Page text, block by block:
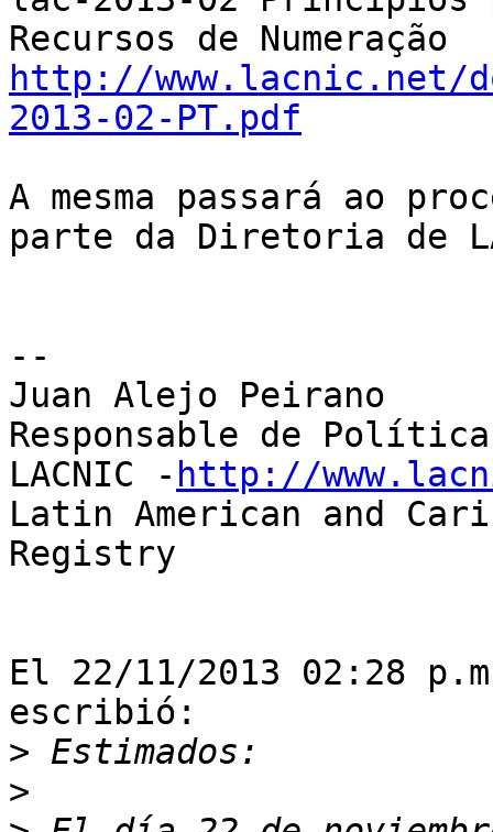
http://www.lacnic.net/
2013-02-PT.pdf
A mesma passará ao
parte da Diretoria de
--
Juan Alejo Peirano
Responsable de
LACNIC - http://
Latin American and
Registry
El 22/11/2013 02:28
escribió:
>
>